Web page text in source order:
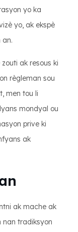
yo ka
yo, ak ekspè
an.
ak resous ki
règleman sou
men tou li
mondyal ou
prive ki
ak
ak mache ak
nan tradiksyon